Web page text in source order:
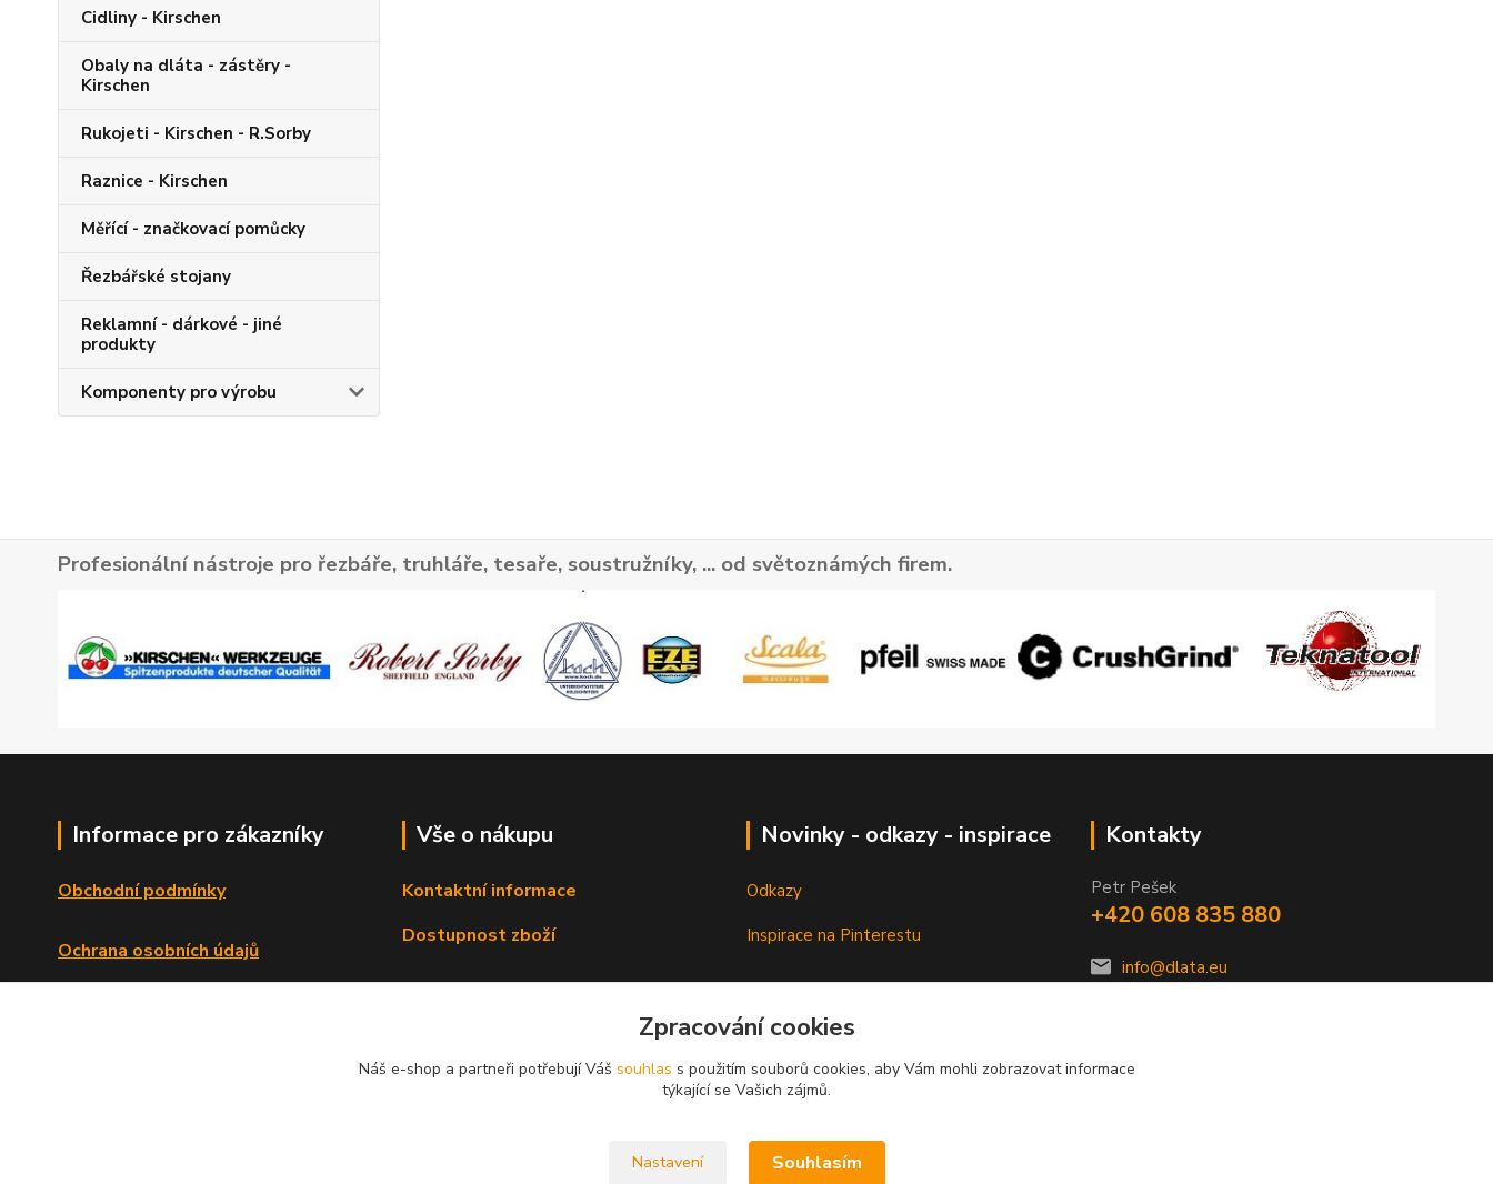
Cidliny - Kirschen
Obaly na dláta - zástěry -
Kirschen
Rukojeti - Kirschen - R.Sorby
Raznice - Kirschen
Měřící - značkovací pomůcky
Řezbářské stojany
Reklamní - dárkové - jiné
produkty
Komponenty pro výrobu
Profesionální nástroje pro řezbáře, truhláře, tesaře, soustružníky, ... od světoznámých firem.
Informace pro zákazníky
Obchodní podmínky
Ochrana osobních údajů
Vše o nákupu
Kontaktní informace
Dostupnost zboží
Novinky - odkazy - inspirace
Odkazy
Inspirace na Pinterestu
Kontakty
Petr Pešek
+420 608 835 880
info@dlata.eu
Zpracování cookies
Náš e-shop a partneři potřebují Váš souhlas s použitím souborů cookies, aby Vám mohli zobrazovat informace
týkající se Vašich zájmů.
Nastavení Souhlasím